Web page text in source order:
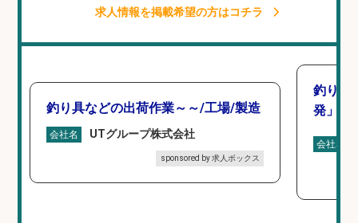
求人情報を掲載希望の方はコチラ
釣り具などの出荷作業～～/工場/製造
会社名 UTグループ株式会社
sponsored by 求人ボックス
釣り好
発」/
会社名